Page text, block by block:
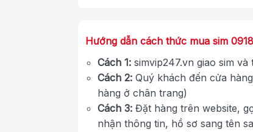
Hướng dẫn cách thức mua sim
Cách 1: simvip247.vn giao sim
Cách 2: Quý khách đến cửa
hàng ở chân trang)
Cách 3: Đặt hàng trên website,
nhận thông tin, hồ sơ sang tên